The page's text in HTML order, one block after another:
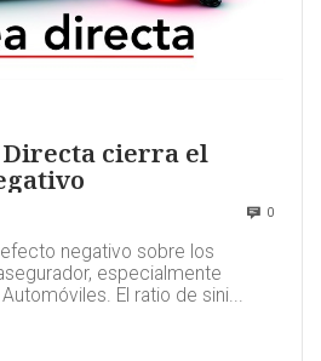
Directa cierra el
0
negativo sobre los
especialmente
El ratio de sini...